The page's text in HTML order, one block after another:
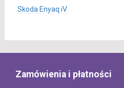
Skoda Enyaq iV
Zamówienia i płatności